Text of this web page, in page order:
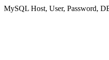
MySQL Host, User, Password,